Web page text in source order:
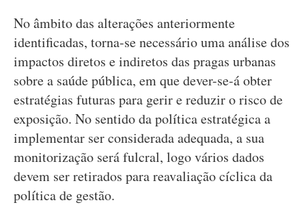
No âmbito das alterações anteriormente
identificadas, torna-se necessário uma análise dos
impactos diretos e indiretos das pragas urbanas
sobre a saúde pública, em que dever-se-á obter
estratégias futuras para gerir e reduzir o risco de
exposição. No sentido da política estratégica a
implementar ser considerada adequada, a sua
monitorização será fulcral, logo vários dados
devem ser retirados para reavaliação cíclica da
política de gestão.